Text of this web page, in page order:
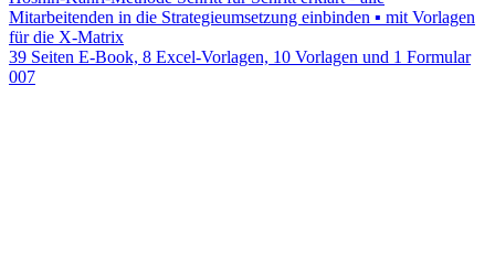
Mitarbeitenden in die Strategieumsetzung einbinden ▪ mit Vorlagen
für die X-Matrix
39 Seiten E-Book, 8 Excel-Vorlagen, 10 Vorlagen und 1 Formular
007